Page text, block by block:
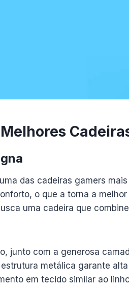
das cadeiras gamers
o que a torna a
uma cadeira que
junto com a generosa
metálica garante
em tecido similar ao